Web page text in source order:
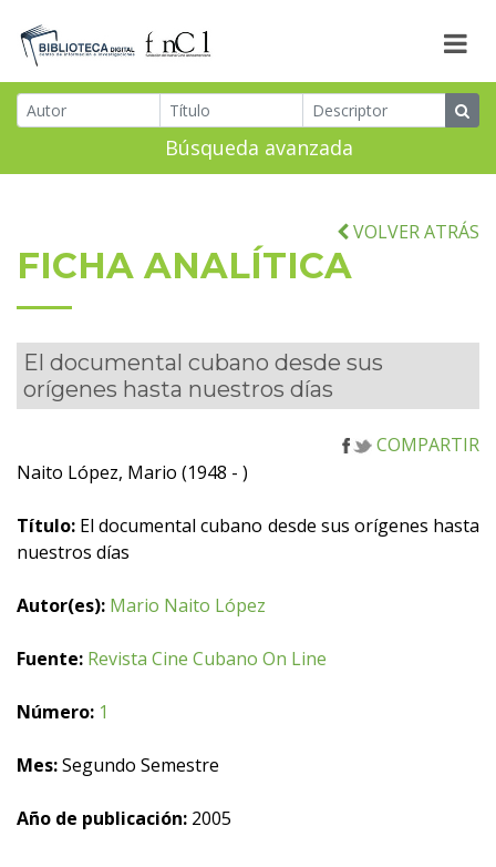
Búsqueda avanzada
VOLVER ATRÁS
FICHA ANALÍTICA
El documental cubano desde sus
orígenes hasta nuestros días
COMPARTIR
Naito López, Mario (1948 - )
Título: El documental cubano desde sus orígenes hasta
nuestros días
Autor(es): Mario Naito López
Fuente: Revista Cine Cubano On Line
Número: 1
Mes:Segundo Semestre
Año de publicación: 2005